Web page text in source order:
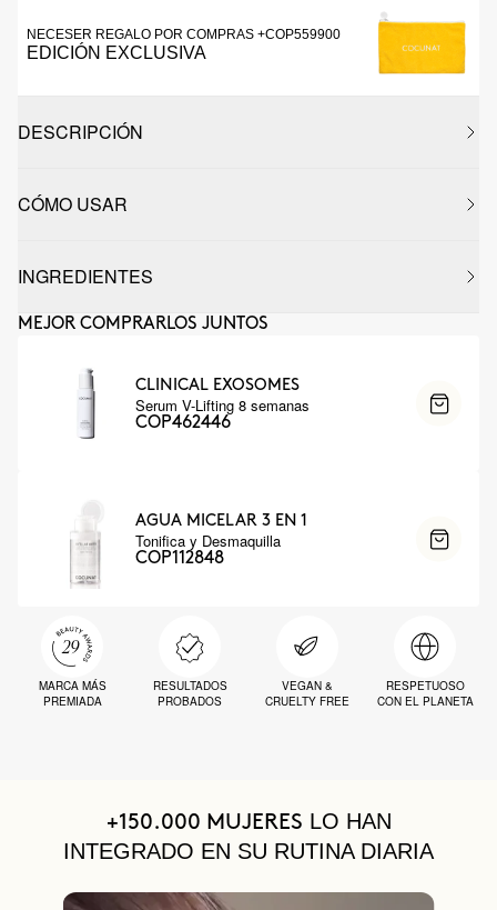
NECESER REGALO POR COMPRAS +COP559900
EDICIÓN EXCLUSIVA
DESCRIPCIÓN
CÓMO USAR
INGREDIENTES
MEJOR COMPRARLOS JUNTOS
CLINICAL EXOSOMES
Serum V-Lifting 8 semanas
COP462446
AGUA MICELAR 3 EN 1
Tonifica y Desmaquilla
COP112848
MARCA MÁS
PREMIADA
RESULTADOS
PROBADOS
VEGAN &
CRUELTY FREE
RESPETUOSO
CON EL PLANETA
+150.000 MUJERES LO HAN
INTEGRADO EN SU RUTINA DIARIA